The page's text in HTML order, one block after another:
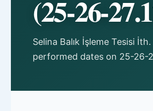
(25-26-
Selina Balık İşleme Tesisi
performed dates on 25-26-